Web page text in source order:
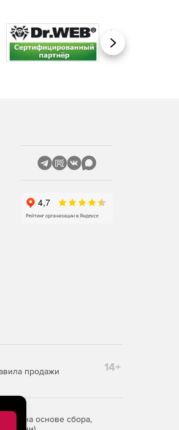
Вперед
продажи 14+
на основе сбора,